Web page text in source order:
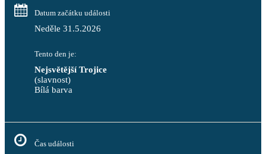
Datum začátku události
Neděle 31.5.2026
Tento den je:
Nejsvětější Trojice
(slavnost)
Bílá barva
Čas události